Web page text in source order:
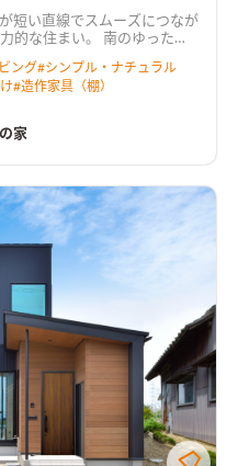
短い直線でスムーズにつなが
的な住まい。 南のゆったり
ッキを介して庭へと暮らし
目板の天井、空間にぴった
たたかな木の質感が室内に寛
ング#シンプル・ナチュラル
#造作家具（棚）
家